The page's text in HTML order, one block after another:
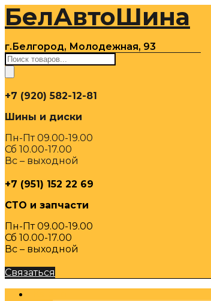
Перейти
содержимому
БелАвтоШина
г.Белгород, Молодежная, 93
Поиск
товаров
+7 (920) 582-12-81
Шины и диски
Пн-Пт 09.00-19.00
Сб 10.00-17.00
Вс – выходной
+7 (951) 152 22 69
СТО и запчасти
Пн-Пт 09.00-19.00
Сб 10.00-17.00
Вс – выходной
Связаться